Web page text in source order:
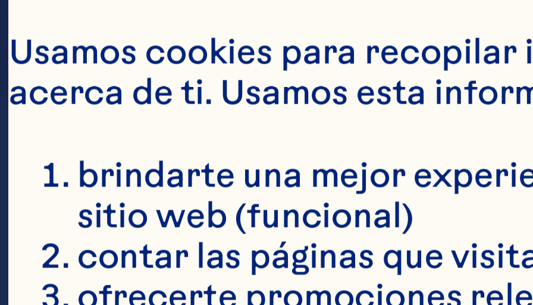
Usamos cookies para
acerca de ti. Usamos esta
brindarte una mejor
sitio web (funcional)
contar las páginas que
ofrecerte promociones